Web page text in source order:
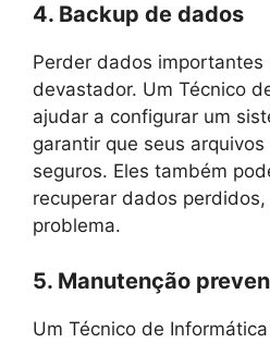
4. Backup de dados
Perder dados importantes
devastador. Um Técnico
ajudar a configurar um
garantir que seus
seguros. Eles também
recuperar dados
problema.
5. Manutenção
Um Técnico de